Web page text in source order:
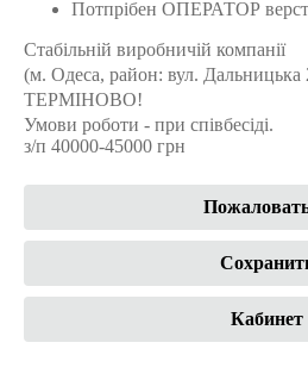
Потпрібен ОПЕРАТОР
Стабільній виробничій компанії
(м. Одеса, район: вул. Дальницька
ТЕРМІНОВО!
Умови роботи - при співбесіді.
з/п 40000-45000 грн
Кабинет